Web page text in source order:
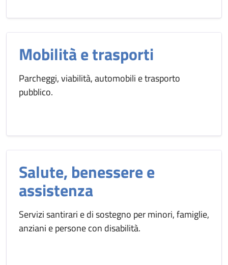
Mobilità e trasporti
Parcheggi, viabilità, automobili e trasporto
pubblico.
Salute, benessere e
assistenza
Servizi santirari e di sostegno per minori, famiglie,
anziani e persone con disabilità.